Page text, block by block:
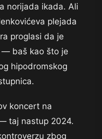
norijada ikada. Ali
plejada
proglasi da je
— baš kao što je
hipodromskog
koncert na
taj nastup 2024.
zbog